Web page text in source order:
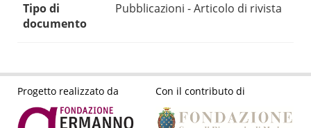
Tipo di
documento
Pubblicazioni - Articolo di rivista
Progetto realizzato da Con il contributo di